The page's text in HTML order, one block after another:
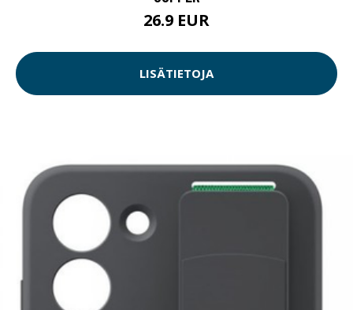
26.9 EUR
LISÄTIETOJA